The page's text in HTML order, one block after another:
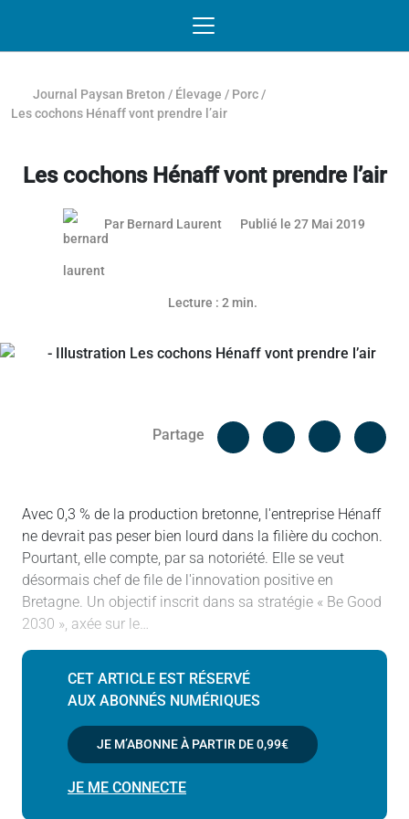
Journal Paysan Breton / Élevage / Porc /
Les cochons Hénaff vont prendre l’air
Les cochons Hénaff vont prendre l’air
Article réservé aux abonnés
Par Bernard Laurent Publié le 27 Mai 2019
Lecture : 2 min.
Partage
Facebook
Avec 0,3 % de la production bretonne, l'entreprise Hénaff
ne devrait pas peser bien lourd dans la filière du cochon.
Pourtant, elle compte, par sa notoriété. Elle se veut
désormais chef de file de l'innovation positive en
Bretagne. Un objectif inscrit dans sa stratégie « Be Good
2030 », axée sur le…
CET ARTICLE EST RÉSERVÉ
AUX ABONNÉS NUMÉRIQUES
JE M’ABONNE À PARTIR DE0,99€
JE ME CONNECTE